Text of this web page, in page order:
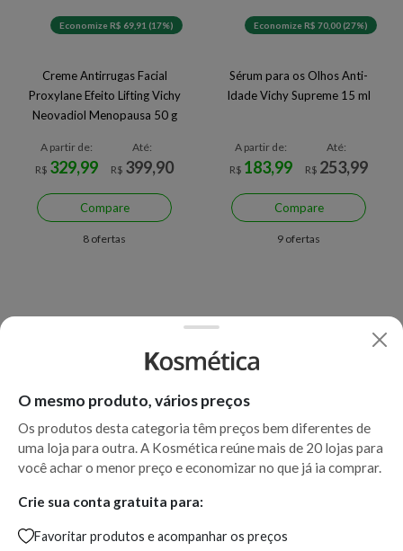
Economize R$ 69,91 (17%)
Creme Antirrugas Facial
Proxylane Efeito Lifting Vichy
Neovadiol Menopausa 50 g
A partir de:
R$ 329,99
Até:
R$ 399,90
Compare
8 ofertas
Economize R$ 70,00 (27%)
Sérum para os Olhos Anti-
Idade Vichy Supreme 15 ml
A partir de:
R$ 183,99
Até:
R$ 253,99
Compare
9 ofertas
Economize R$ 89,06 (29%)
Sérum Facial Antioleosidade
Phytosolution 50 g
Economize R$ 97,09 (33%)
Epidermic Filler 30 ml
O mesmo produto, vários preços
Os produtos desta categoria têm preços bem diferentes de
uma loja para outra. A Kosmética reúne mais de 20 lojas para
você achar o menor preço e economizar no que já ia comprar.
Crie sua conta gratuita para:
Favoritar produtos e acompanhar os preços